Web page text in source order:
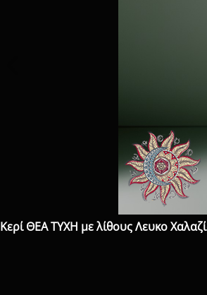
Κερί ΘΕΑ ΤΥΧΗ με λίθους Λευκο